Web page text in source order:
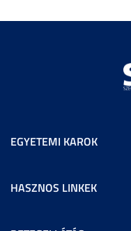
EGYETEMI KAROK
HASZNOS LINKEK